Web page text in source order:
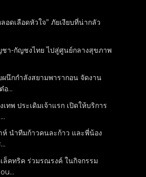
อดเลือดหัวใจ” ภัยเงียบที่น่ากลัว
า-กัญชงไทย ไปสู่ศูนย์กลางสุขภาพ
นึกกำลังสยามพารากอน จัดงาน
อ...
เทพ ประเดิมเจ้าแรก เปิดให้บริการ
ห์ นำทีมก้าวคนละก้าว และพี่น้อง
ล็คทริค ร่วมรณรงค์ ในกิจกรรม